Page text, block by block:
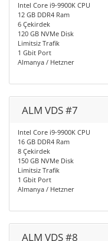
Intel Core i9-9900K CPU
12 GB DDR4 Ram
6 Çekirdek
120 GB NVMe Disk
Limitsiz Trafik
1 Gbit Port
Almanya / Hetzner
ALM VDS #7
Intel Core i9-9900K CPU
16 GB DDR4 Ram
8 Çekirdek
150 GB NVMe Disk
Limitsiz Trafik
1 Gbit Port
Almanya / Hetzner
ALM VDS #8